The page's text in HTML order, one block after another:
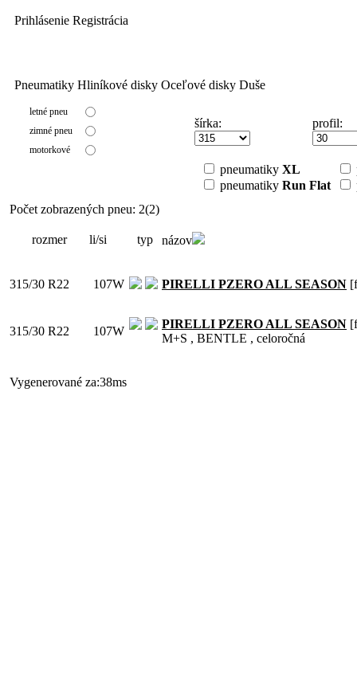
Prihlásenie Registrácia
Pneumatiky Hliníkové disky Oceľové disky Duše
letné pneu
zimné pneu
motorkové
šírka: profil:
pneumatiky XL
pneumatiky Run Flat
Počet zobrazených pneu: 2(2)
rozmer li/si typ názov
315/30 R22 107W PIRELLI PZERO ALL SEASON
315/30 R22 107W
PIRELLI PZERO ALL SEASON
M+S , BENTLE , celoročná
Vygenerované za:38ms